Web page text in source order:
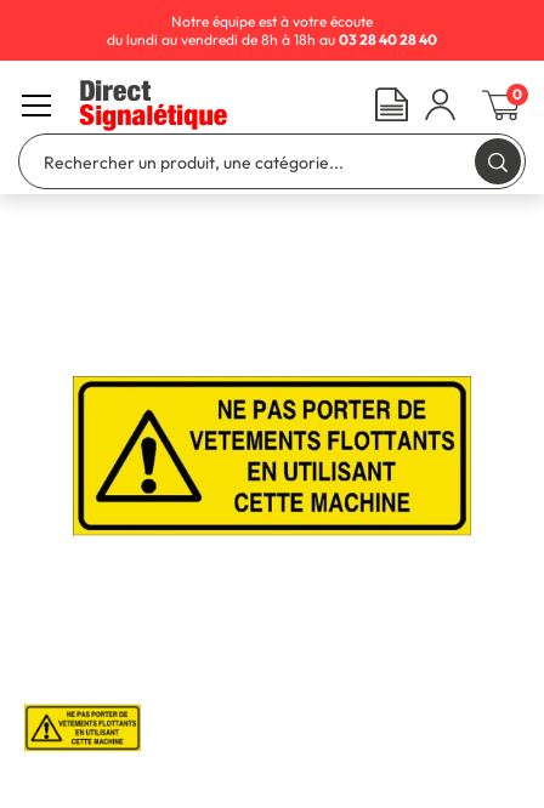
Notre équipe est à votre écoute
du lundi au vendredi de 8h à 18h au 03 28 40 28 40
0